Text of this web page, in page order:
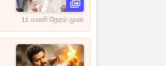
11 மணி நேரம் முன்